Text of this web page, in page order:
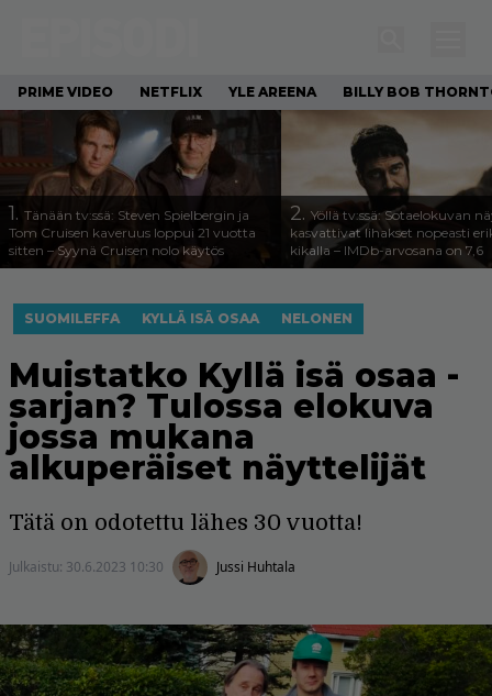
PRIME VIDEO NETFLIX YLE AREENA BILLY BOB
1. Tänään tv:ssä: Steven Spielbergin ja
Tom Cruisen kaveruus loppui 21 vuotta
sitten – Syynä Cruisen nolo käytös
2. Yöllä tv:ssä: Sotaelokuvan
kasvattivat lihakset nopeasti
kikalla – IMDb-arvosana on 7,6
SUOMILEFFA KYLLÄ ISÄ OSAA NELONEN
Muistatko Kyllä isä osaa -
sarjan? Tulossa elokuva
jossa mukana
alkuperäiset näyttelijät
Tätä on odotettu lähes 30 vuotta!
Julkaistu: 30.6.2023 10:30 Jussi Huhtala